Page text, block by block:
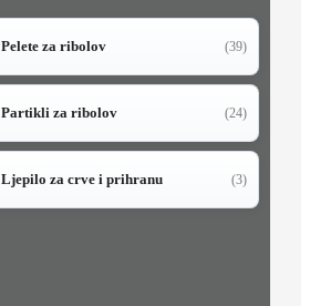
Pelete za ribolov (39)
Partikli za ribolov (24)
Ljepilo za crve i prihranu (3)